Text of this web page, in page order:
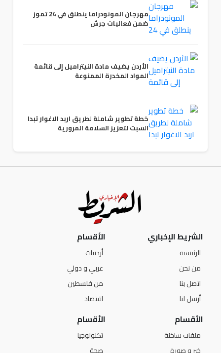
مهرجان المونودراما ينطلق في 24 تموز
ضمن فعاليات جرش
الأردن يضيف مادة النيتراميل إلى قائمة
المواد المخدرة الممنوعة
خطة تطوير شاملة لطريق اربد الاغوار تبدا
السبت لتعزيز السلامة المرورية
الشريط الإخباري
الرئيسية
من نحن
اتصل بنا
أرسل لنا
الأقسام
أردنيات
عربي و دولي
من فلسطين
اقتصاد
الأقسام
ملفات ساخنة
الأقسام
تكنولوجيا